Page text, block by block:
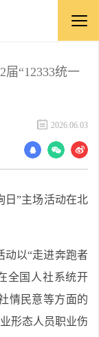
“12333统一
2026.06.03
日”主场活动在北
动以“走进奔跑者
全国人社系统开
情民意等方面的
形态人员职业伤